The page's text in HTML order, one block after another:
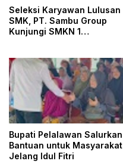
Seleksi Karyawan Lulusan
SMK, PT. Sambu Group
Kunjungi SMKN 1
Bupati Pelalawan Salurkan
Bantuan untuk Masyarakat
Jelang Idul Fitri